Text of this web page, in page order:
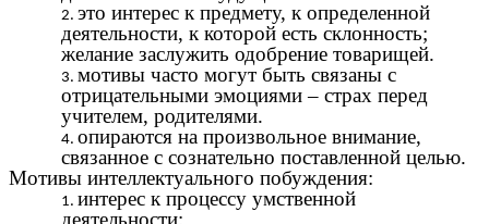
это интерес к предмету, к определенной
деятельности, к которой есть склонность;
желание заслужить одобрение товарищей.
мотивы часто могут быть связаны с
отрицательными эмоциями – страх перед
учителем, родителями.
опираются на произвольное внимание,
связанное с сознательно поставленной целью.
Мотивы интеллектуального побуждения:
интерес к процессу умственной
деятельности;